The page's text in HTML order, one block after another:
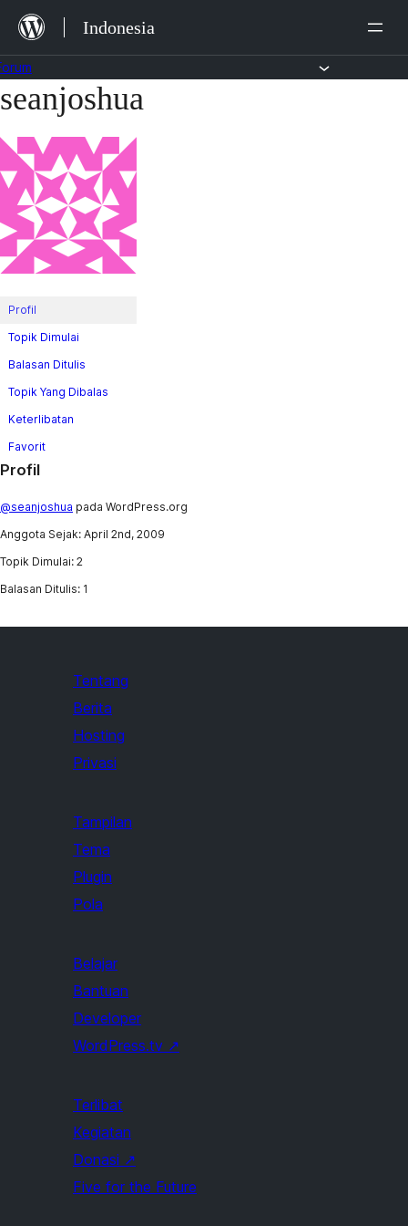
Lewat
konten
Indonesia
Lewati
konten
seanjoshua
Profil
Topik Dimulai
Balasan Ditulis
Topik Yang Dibalas
Keterlibatan
Favorit
Profil
@seanjoshua pada WordPress.org
Anggota Sejak: April 2nd, 2009
Topik Dimulai: 2
Balasan Ditulis: 1
Tentang
Berita
Hosting
Privasi
Tampilan
Tema
Plugin
Pola
Belajar
Bantuan
Developer
WordPress.tv ↗
Terlibat
Kegiatan
Donasi ↗
Five for the Future